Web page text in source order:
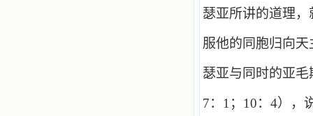
瑟亚所讲的道理
服他的同胞归向
瑟亚与同时的亚
7： 1 ； 10： 4），